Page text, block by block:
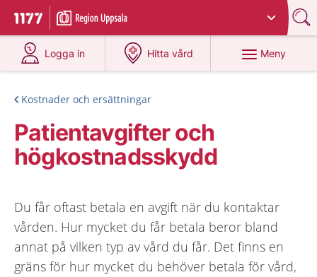
Till startsidan för 1177
Du har valt region
Logga in
på 1177.se
Hitta vård
på 1177.se
Meny
Kostnader och ersättningar
Patientavgifter och
högkostnadsskydd
Du får oftast betala en avgift när du kontaktar
vården. Hur mycket du får betala beror bland
annat på vilken typ av vård du får. Det finns en
gräns för hur mycket du behöver betala för vård,